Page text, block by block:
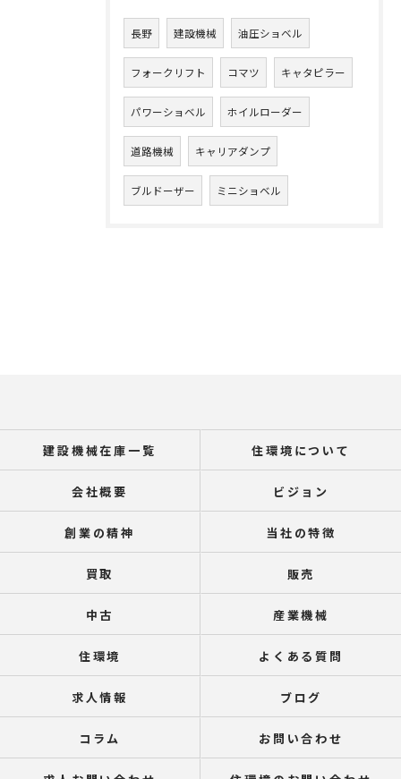
長野 建設機械 油圧ショベル
フォークリフト コマツ キャタピラー
パワーショベル ホイルローダー
道路機械 キャリアダンプ
ブルドーザー ミニショベル
建設機械在庫一覧 住環境について
会社概要 ビジョン
創業の精神 当社の特徴
買取 販売
中古 産業機械
住環境 よくある質問
求人情報 ブログ
コラム お問い合わせ